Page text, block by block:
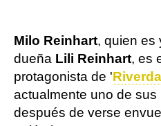
Milo Reinhart, quien es
dueña Lili Reinhart, es
protagonista de '
actualmente uno de
después de verse